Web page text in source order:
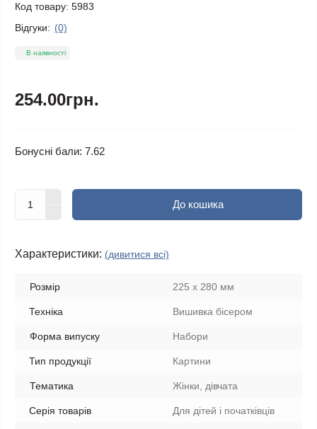
Код товару: 5983
Відгуки: (0)
В наявності
254.00грн.
Бонусні бали: 7.62
До кошика
Характеристики: (дивитися всі)
Розмір 225 х 280 мм
Техніка Вишивка бісером
Форма випуску Набори
Тип продукції Картини
Тематика Жінки, дівчата
Серія товарів Для дітей і початківців